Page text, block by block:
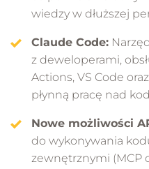
wiedzy w dłuższej
Claude Code:
z deweloperami,
Actions, VS Code
płynną pracę nad
Nowe możliwości
do wykonywania
zewnętrznymi (MCP